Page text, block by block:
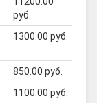
руб.
1300.00 руб.
850.00 руб.
1100.00 руб.